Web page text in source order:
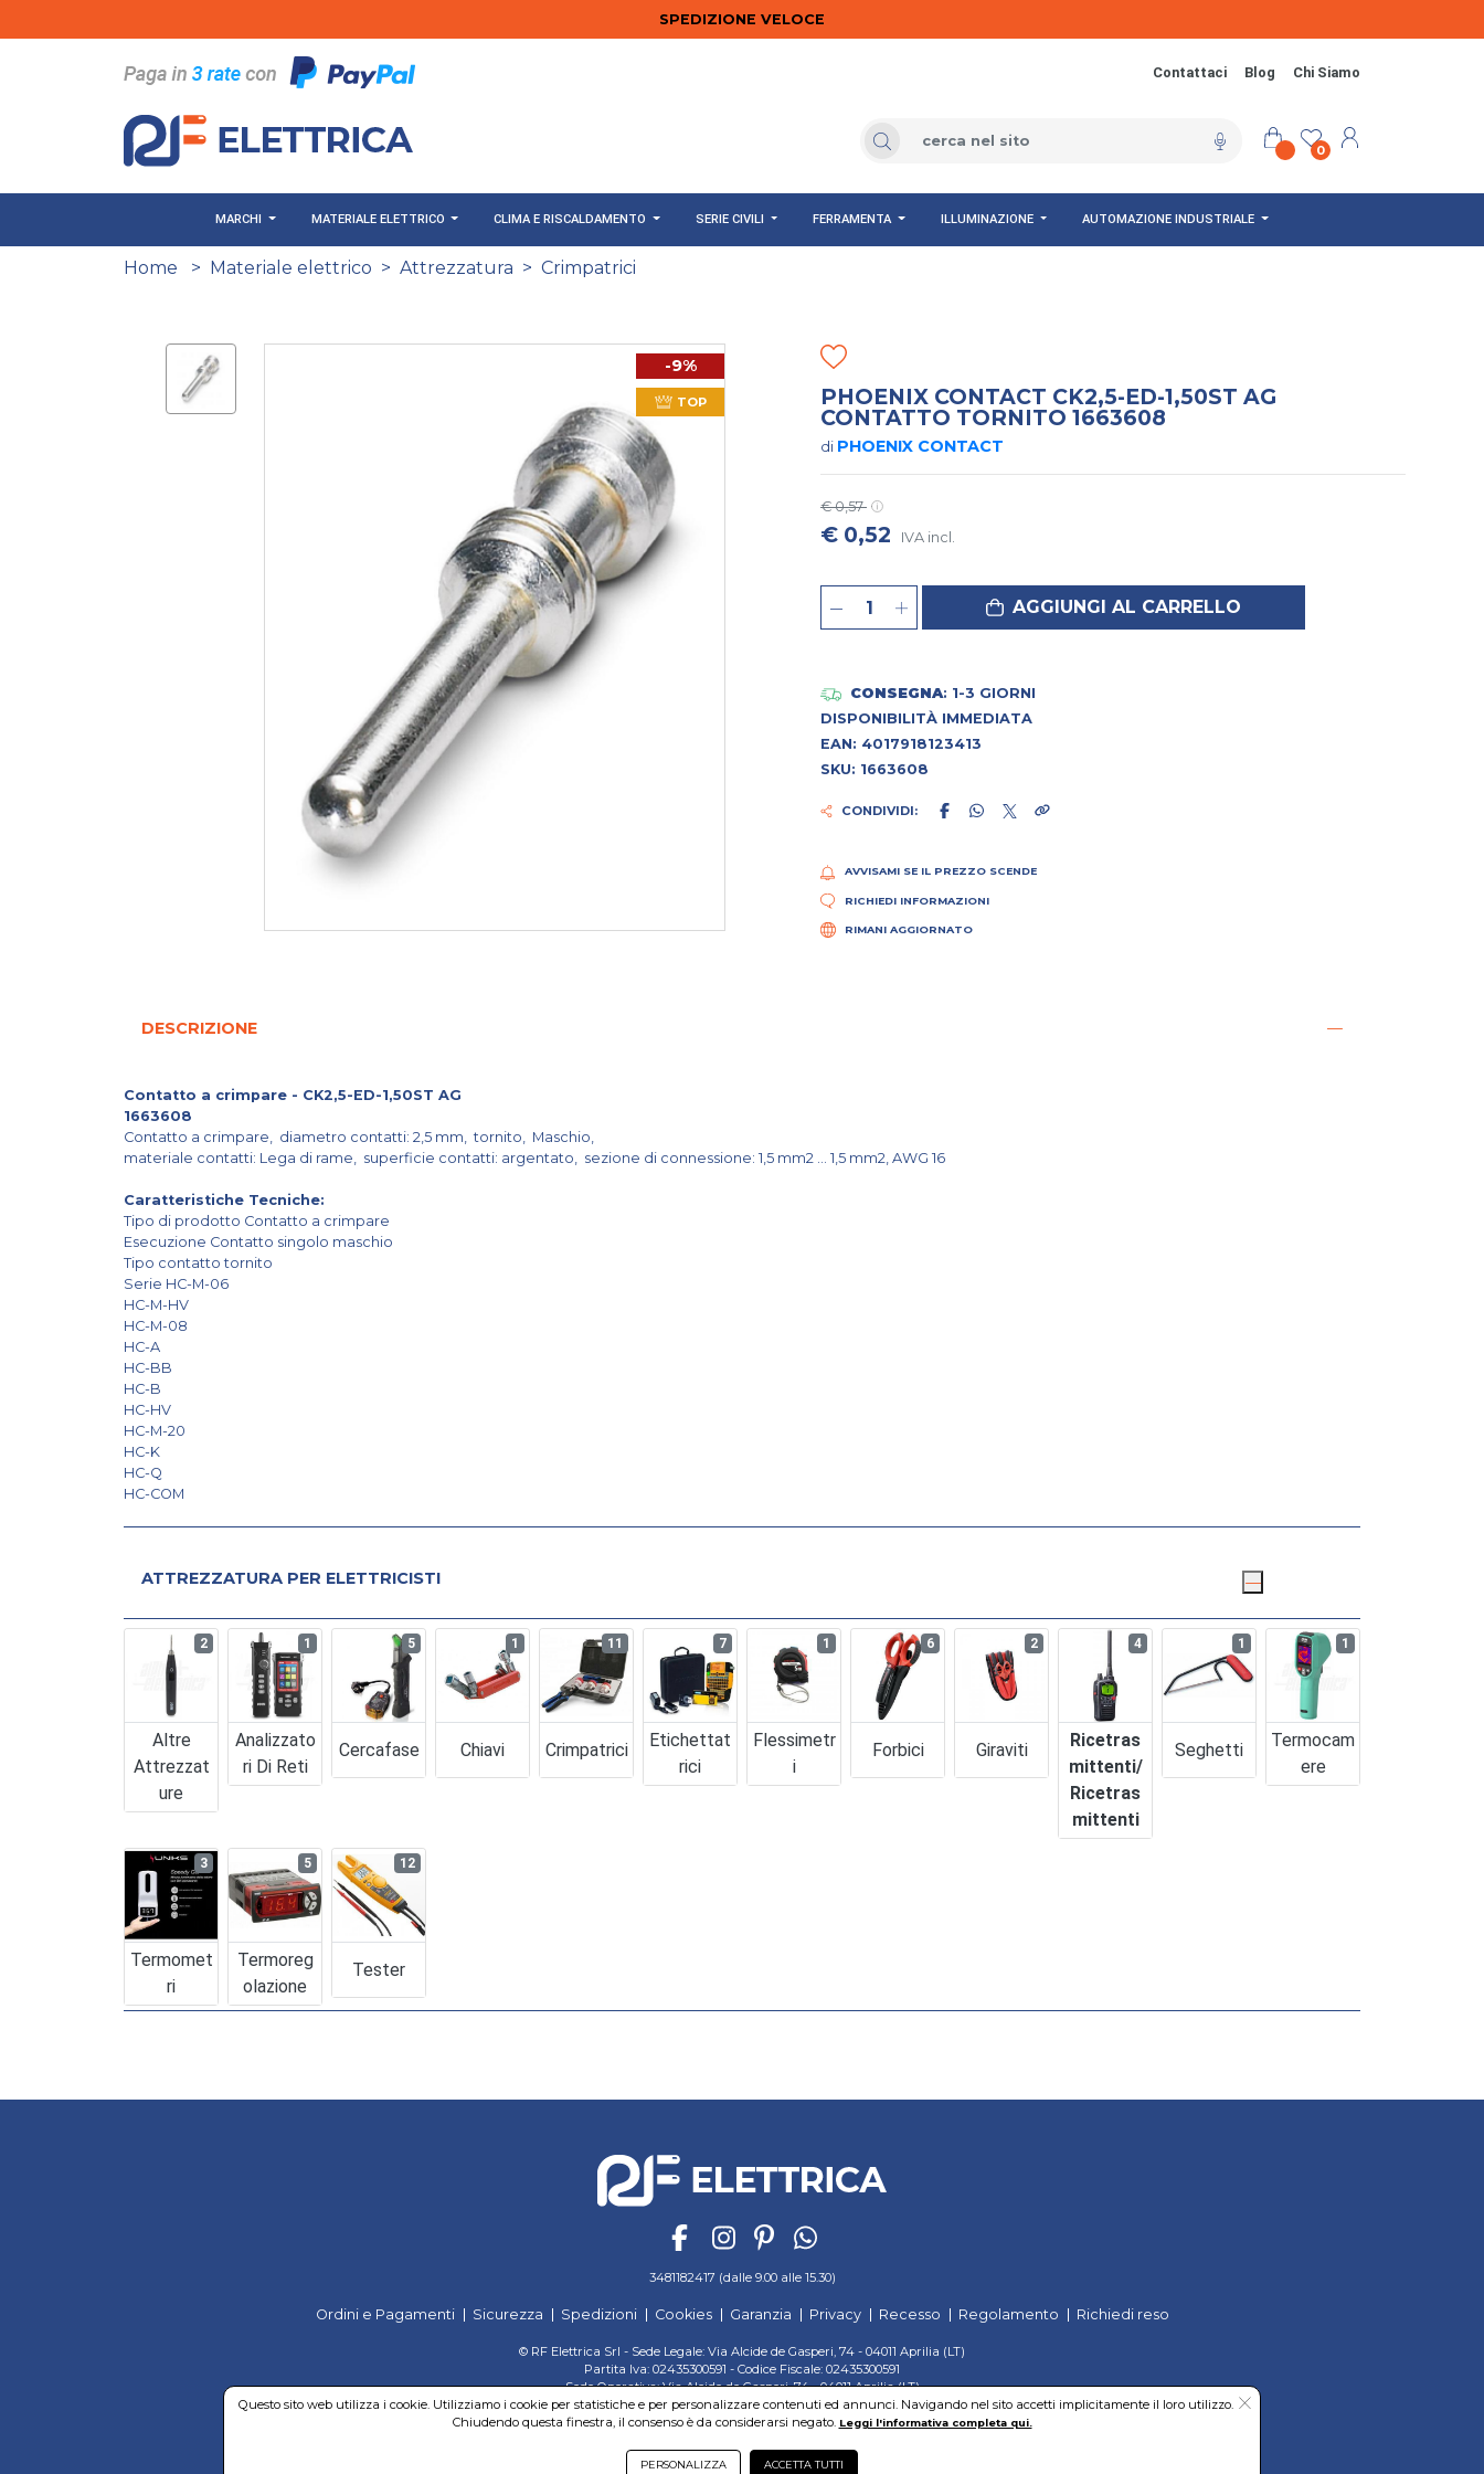
SPEDIZIONE VELOCE
Contattaci Blog Chi Siamo
0
MARCHI MATERIALE ELETTRICO CLIMA E RISCALDAMENTO SERIE CIVILI FERRAMENTA ILLUMINAZIONE AUTOMAZIONE INDUSTRIALE
Home > Materiale elettrico > Attrezzatura > Crimpatrici
-9%
TOP PHOENIX CONTACT CK2,5-ED-1,50ST AG
CONTATTO TORNITO 1663608
di PHOENIX CONTACT
€ 0,57
€ 0,52 IVA incl.
AGGIUNGI AL CARRELLO
CONSEGNA: 1-3 GIORNI
DISPONIBILITÀ IMMEDIATA
EAN: 4017918123413
SKU: 1663608
CONDIVIDI:
AVVISAMI SE IL PREZZO SCENDE
RICHIEDI INFORMAZIONI
RIMANI AGGIORNATO
DESCRIZIONE
Contatto a crimpare - CK2,5-ED-1,50ST AG
1663608
Contatto a crimpare, diametro contatti: 2,5 mm, tornito, Maschio,
materiale contatti: Lega di rame, superficie contatti: argentato, sezione di connessione: 1,5 mm2 ... 1,5 mm2, AWG 16
Caratteristiche Tecniche:
Tipo di prodotto Contatto a crimpare
Esecuzione Contatto singolo maschio
Tipo contatto tornito
Serie HC-M-06
HC-M-HV
HC-M-08
HC-A
HC-BB
HC-B
HC-HV
HC-M-20
HC-K
HC-Q
HC-COM
ATTREZZATURA PER ELETTRICISTI
Altre
Attrezzat
Ure
2
Analizzato
Ri Di Reti
1
Cercafase
5
Chiavi
1
Crimpatrici
11
Etichettat
Rici
7
Flessimetr
I
1
Forbici
6
Giraviti
2
Ricetras
Mittenti/
Ricetras
Mittenti
4
Seghetti
1
Termocam
Ere
1
Termomet
Ri
3
Termoreg
Olazione
5
Tester
12
3481182417 (dalle 9.00 alle 15.30)
Ordini e Pagamenti Sicurezza Spedizioni Cookies Garanzia Privacy Recesso Regolamento Richiedi reso
© RF Elettrica Srl - Sede Legale: Via Alcide de Gasperi, 74 - 04011 Aprilia (LT)
Partita Iva: 02435300591 - Codice Fiscale: 02435300591
Sede Operativa: Via Alcide de Gasperi, 74 - 04011 Aprilia (LT)
Cap. Soc. 95.000,00 Euro Iscritta al Reg. delle Imprese di Latina REA:LT-171116
Questo sito web utilizza i cookie. Utilizziamo i cookie per statistiche e per personalizzare contenuti ed annunci. Navigando nel sito accetti implicitamente il loro utilizzo.
Chiudendo questa finestra, il consenso è da considerarsi negato. Leggi l'informativa completa qui.
PERSONALIZZA ACCETTA TUTTI